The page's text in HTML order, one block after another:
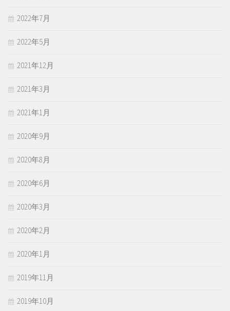
2022年7月
2022年5月
2021年12月
2021年3月
2021年1月
2020年9月
2020年8月
2020年6月
2020年3月
2020年2月
2020年1月
2019年11月
2019年10月